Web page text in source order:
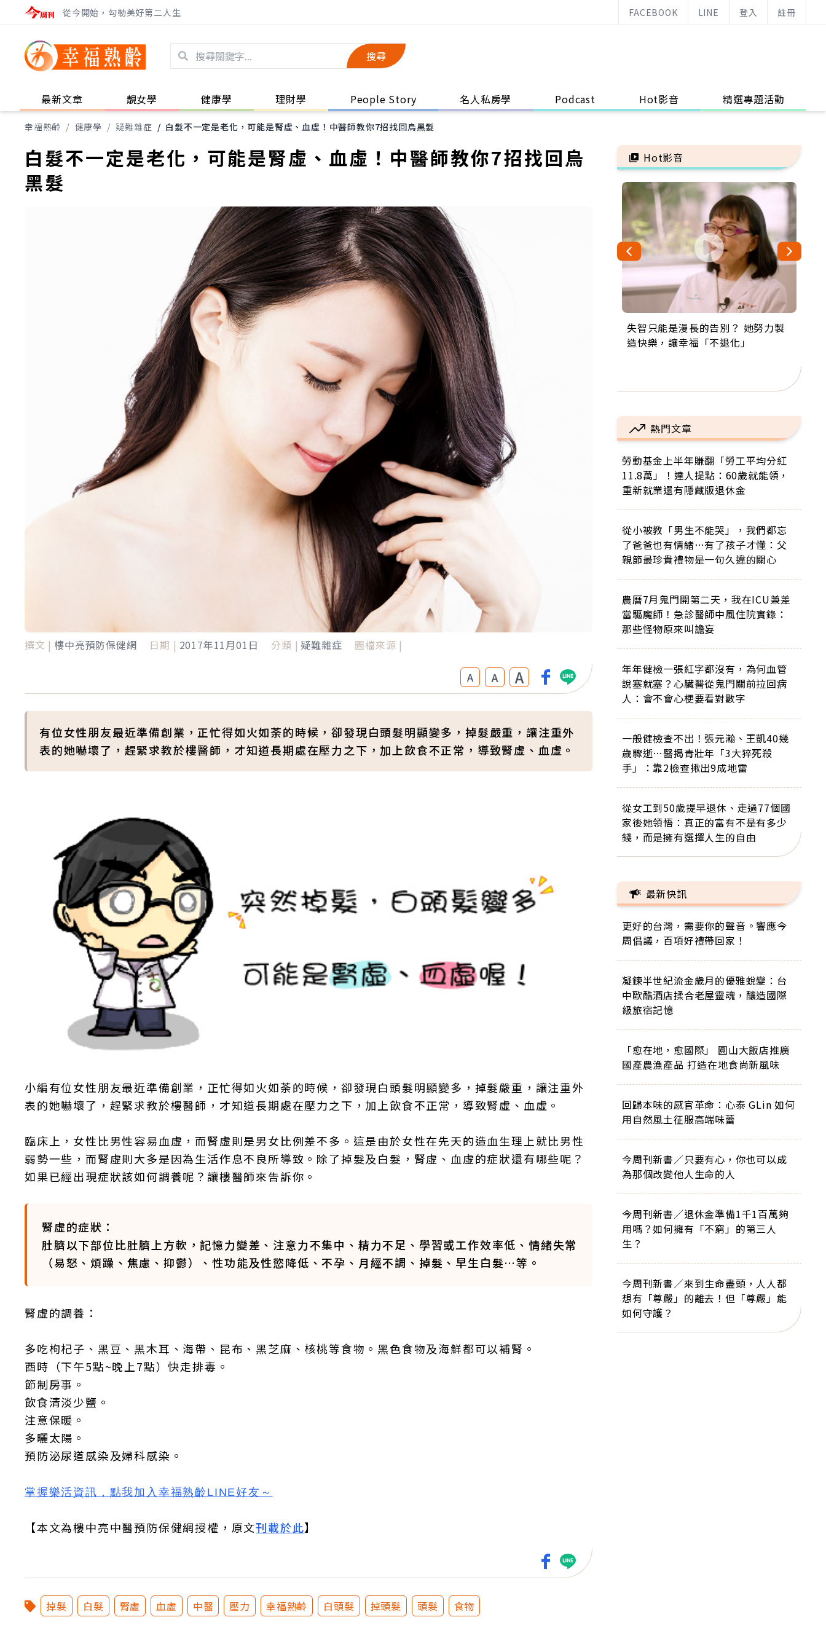
從今開始，勾勒美好第二人生 FACEBOOK LINE 登入 註冊
搜尋
最新文章 靚女學 健康學 理財學 People Story 名人私房學 Podcast Hot影音 精選專題活動
幸福熟齡 / 健康學 / 疑難雜症 / 白髮不一定是老化，可能是腎虛、血虛！中醫師教你7招找回烏黑髮
白髮不一定是老化，可能是腎虛、血虛！中醫師教你7招找回烏
黑髮
撰文 | 樓中亮預防保健網 日期 | 2017年11月01日 分類 | 疑難雜症 圖檔來源 |
A A A
有位女性朋友最近準備創業，正忙得如火如荼的時候，卻發現白頭髮明顯變多，掉髮嚴重，讓注重外
表的她嚇壞了，趕緊求教於樓醫師，才知道長期處在壓力之下，加上飲食不正常，導致腎虛、血虛。
小編有位女性朋友最近準備創業，正忙得如火如荼的時候，卻發現白頭髮明顯變多，掉髮嚴重，讓注重外
表的她嚇壞了，趕緊求教於樓醫師，才知道長期處在壓力之下，加上飲食不正常，導致腎虛、血虛。
臨床上，女性比男性容易血虛，而腎虛則是男女比例差不多。這是由於女性在先天的造血生理上就比男性
弱勢一些，而腎虛則大多是因為生活作息不良所導致。除了掉髮及白髮，腎虛、血虛的症狀還有哪些呢？
如果已經出現症狀該如何調養呢？讓樓醫師來告訴你。
腎虛的症狀：
肚臍以下部位比肚臍上方軟，記憶力變差、注意力不集中、精力不足、學習或工作效率低、情緒失常
（易怒、煩躁、焦慮、抑鬱）、性功能及性慾降低、不孕、月經不調、掉髮、早生白髮…等。
腎虛的調養：
多吃枸杞子、黑豆、黑木耳、海帶、昆布、黑芝麻、核桃等食物。黑色食物及海鮮都可以補腎。
酉時（下午5點~晚上7點）快走排毒。
節制房事。
飲食清淡少鹽。
注意保暖。
多曬太陽。
預防泌尿道感染及婦科感染。
掌握樂活資訊， 點我加入 幸福熟齡LINE好友 ～
【本文為樓中亮中醫預防保健網授權，原文刊載於此】
掉髮 白髮 腎虛 血虛 中醫 壓力 幸福熟齡 白頭髮 掉頭髮 頭髮 食物
Hot影音
失智只能是漫長的告別？ 她努力製
造快樂，讓幸福「不退化」
來自剛果的巧克力神父 為台灣奉獻
36年 「台灣是我的家，我連作夢都
63歲卸矽谷副總、搬回台灣找快
樂！「蛋黃哥小丑」走進安養院，
104歲打破金氏世界紀錄 成為全球
最年長羽球選手，分享長壽的秘密
事業巔峰他選擇追夢…黑手阿伯拉
小提琴還登上小巨蛋！連CNN都大
熱門文章
勞動基金上半年賺翻「勞工平均分紅
11.8萬」！達人提點：60歲就能領，
重新就業還有隱藏版退休金
從小被教「男生不能哭」，我們都忘
了爸爸也有情緒…有了孩子才懂：父
親節最珍貴禮物是一句久違的關心
農曆7月鬼門開第二天，我在ICU兼差
當驅魔師！急診醫師中風住院實錄：
那些怪物原來叫譫妄
年年健檢一張紅字都沒有，為何血管
說塞就塞？心臟醫從鬼門關前拉回病
人：會不會心梗要看對數字
一般健檢查不出！張元瀚、王凱40幾
歲驟逝…醫揭青壯年「3大猝死殺
手」：靠2檢查揪出9成地雷
從女工到50歲提早退休、走過77個國
家後她領悟：真正的富有不是有多少
錢，而是擁有選擇人生的自由
最新快訊
更好的台灣，需要你的聲音。響應今
周倡議，百項好禮帶回家！
凝鍊半世紀流金歲月的優雅蛻變：台
中歐酷酒店揉合老屋靈魂，釀造國際
級旅宿記憶
「愈在地，愈國際」 圓山大飯店推廣
國產農漁產品 打造在地食尚新風味
回歸本味的感官革命：心泰 GLin 如何
用自然風土征服高端味蕾
今周刊新書／只要有心，你也可以成
為那個改變他人生命的人
今周刊新書／退休金準備1千1百萬夠
用嗎？如何擁有「不窮」的第三人
生？
今周刊新書／來到生命盡頭，人人都
想有「尊嚴」的離去！但「尊嚴」能
如何守護？